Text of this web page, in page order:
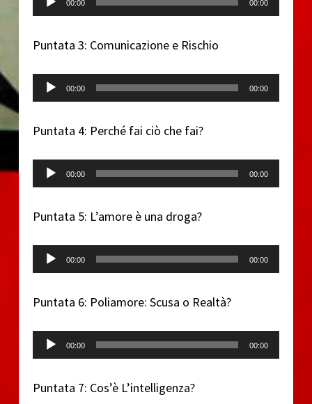
00:00 00:00
Puntata 3: Comunicazione e Rischio
Audio Player
00:00 00:00
Puntata 4: Perché fai ciò che fai?
Audio Player
00:00 00:00
Puntata 5: L’amore è una droga?
Audio Player
00:00 00:00
Puntata 6: Poliamore: Scusa o Realtà?
Audio Player
00:00 00:00
Puntata 7: Cos’è L’intelligenza?